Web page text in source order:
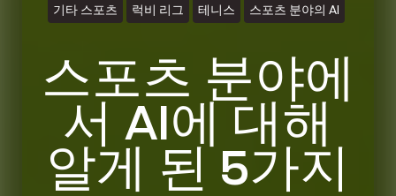
기타 스포츠 럭비 리그 테니스 스포츠 분야의 AI
스포츠 분야에
서 AI에 대해
알게 된 5가지